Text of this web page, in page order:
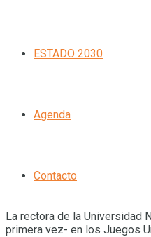
ESTADO 2030
Agenda
Contacto
La rectora de la Universidad
primera vez- en los Juegos